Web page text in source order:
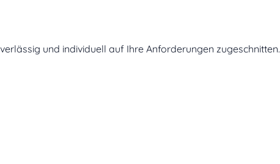
und individuell auf Ihre Anforderungen zugeschnitten.